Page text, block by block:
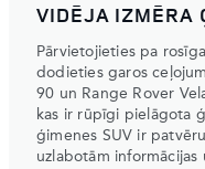
VIDĒJA IZMĒRA
Pārvietojieties pa
dodieties garos
90 un Range Rover
kas ir rūpīgi pielāgota
ģimenes SUV ir
uzlabotām informācijas